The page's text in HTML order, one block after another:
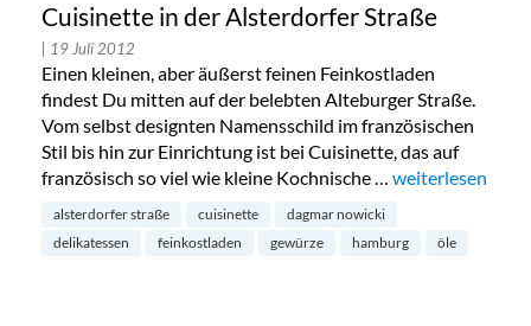
Cuisinette in der Alsterdorfer Straße
| 19 Juli 2012
Einen kleinen, aber äußerst feinen Feinkostladen
findest Du mitten auf der belebten Alteburger Straße.
Vom selbst designten Namensschild im französischen
Stil bis hin zur Einrichtung ist bei Cuisinette, das auf
französisch so viel wie kleine Kochnische … „Cuisinette in
weiterlesen
alsterdorfer straße cuisinette
dagmar nowicki
delikatessen
feinkostladen gewürze hamburg öle